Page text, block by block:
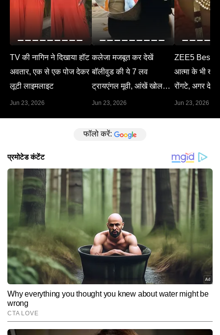
TV की नागिन ने दिखाया हॉट
अवतार, एक से एक पोज देकर
लूटी लाइमलाइट
Jun 23, 2026
कलेजा मजबूत कर देखें
बॉलीवुड की ये 7 लव
ट्रायएंगल मूवी, आंखें खोल
देगा हर सीन
Jun 23, 2026
ZEE5 Best
आत्मा के भी खड़े
रोंगटे, अगर देख
Jun 23, 2026
फॉलो करें: